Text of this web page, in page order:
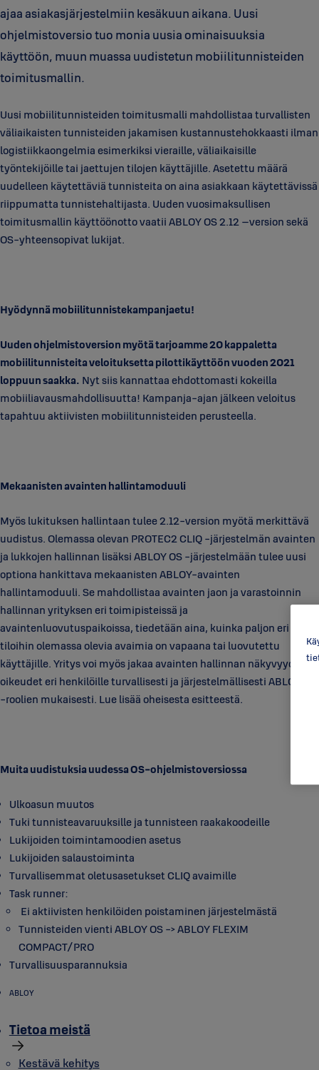
ajaa asiakasjärjestelmiin kesäkuun aikana. Uusi
ohjelmistoversio tuo monia uusia ominaisuuksia
käyttöön, muun muassa uudistetun mobiilitunnisteiden
toimitusmallin.
Uusi mobiilitunnisteiden toimitusmalli mahdollistaa turvallisten
väliaikaisten tunnisteiden jakamisen kustannustehokkaasti ilman
logistiikkaongelmia esimerkiksi vieraille, väliaikaisille
työntekijöille tai jaettujen tilojen käyttäjille. Asetettu määrä
uudelleen käytettäviä tunnisteita on aina asiakkaan käytettävissä
riippumatta tunnistehaltijasta. Uuden vuosimaksullisen
toimitusmallin käyttöönotto vaatii ABLOY OS 2.12 –version sekä
OS-yhteensopivat lukijat.
Hyödynnä mobiilitunnistekampanjaetu!
Uuden ohjelmistoversion myötä tarjoamme 20 kappaletta
mobiilitunnisteita veloituksetta pilottikäyttöön vuoden 2021
loppuun saakka. Nyt siis kannattaa ehdottomasti kokeilla
mobiiliavausmahdollisuutta! Kampanja-ajan jälkeen veloitus
tapahtuu aktiivisten mobiilitunnisteiden perusteella.
Mekaanisten avainten hallintamoduuli
Myös lukituksen hallintaan tulee 2.12-version myötä merkittävä
uudistus. Olemassa olevan PROTEC2 CLIQ -järjestelmän avainten
ja lukkojen hallinnan lisäksi ABLOY OS -järjestelmään tulee uusi
optiona hankittava mekaanisten ABLOY-avainten
hallintamoduuli. Se mahdollistaa avainten jaon ja varastoinnin
hallinnan yrityksen eri toimipisteissä ja
avaintenluovutuspaikoissa, tiedetään aina, kuinka paljon eri
tiloihin olemassa olevia avaimia on vapaana tai luovutettu
käyttäjille. Yritys voi myös jakaa avainten hallinnan näkyvyyden ja
oikeudet eri henkilöille turvallisesti ja järjestelmällisesti ABLOY OS
-roolien mukaisesti. Lue lisää oheisesta esitteestä.
Muita uudistuksia uudessa OS-ohjelmistoversiossa
Ulkoasun muutos
Tuki tunnisteavaruuksille ja tunnisteen raakakoodeille
Lukijoiden toimintamoodien asetus
Lukijoiden salaustoiminta
Turvallisemmat oletusasetukset CLIQ avaimille
Task runner:
Ei aktiivisten henkilöiden poistaminen järjestelmästä
Tunnisteiden vienti ABLOY OS -> ABLOY FLEXIM
COMPACT/PRO
Turvallisuusparannuksia
ABLOY
Tietoa meistä
Kestävä kehitys